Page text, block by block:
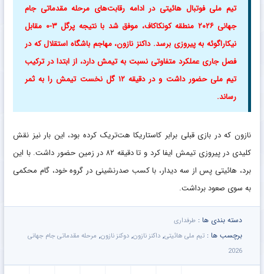
تیم ملی فوتبال هائیتی در ادامه رقابت‌های مرحله مقدماتی جام
جهانی ۲۰۲۶ منطقه کونکاکاف، موفق شد با نتیجه پرگل ۳-۰ مقابل
نیکاراگوئه به پیروزی برسد. داکنز نازون، مهاجم باشگاه استقلال که در
فصل جاری عملکرد متفاوتی نسبت به تیمش دارد، از ابتدا در ترکیب
تیم ملی حضور داشت و در دقیقه ۱۲ گل نخست تیمش را به ثمر
رساند.
نازون که در بازی قبلی برابر کاستاریکا هت‌تریک کرده بود، این بار نیز نقش
کلیدی در پیروزی تیمش ایفا کرد و تا دقیقه ۸۲ در زمین حضور داشت. با این
برد، هائیتی پس از سه دیدار، با کسب صدرنشینی در گروه خود، گام محکمی
به سوی صعود برداشت.
دسته بندی ها : طرفداری
برچسب ها : تیم ملی هائیتی, داکنز نازون, دوکنز نازون, مرحله مقدماتی جام جهانی
2026